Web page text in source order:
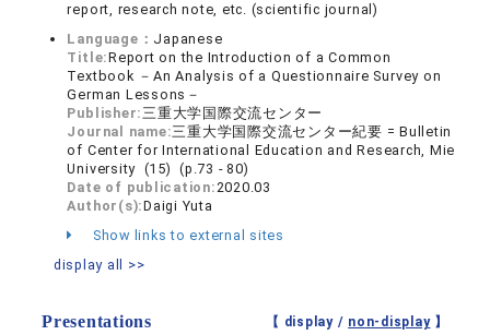
report, research note, etc. (scientific journal)
Language： Japanese
Title:Report on the Introduction of a Common
Textbook －An Analysis of a Questionnaire Survey on
German Lessons－
Publisher:三重大学国際交流センター
Journal name:三重大学国際交流センター紀要 = Bulletin
of Center for International Education and Research, Mie
University (15) (p.73 - 80)
Date of publication:2020.03
Author(s):Daigi Yuta
Show links to external sites
display all >>
Presentations 【 display / non-display】